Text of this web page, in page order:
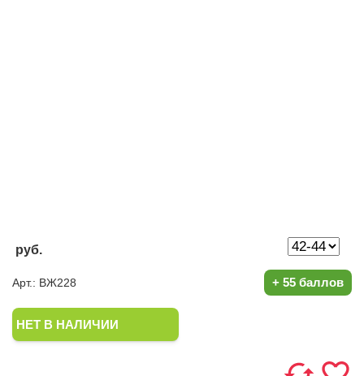
руб.
Арт.: ВЖ228 + 55 баллов
НЕТ В НАЛИЧИИ